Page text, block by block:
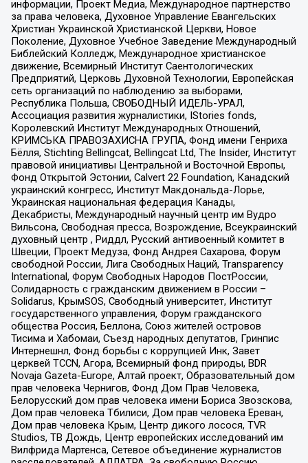
информации, Проект Медиа, Международное партнерство
за права человека, Духовное Управление Евангельских
Христиан Украинской Христианской Церкви, Новое
Поколение, Духовное Учебное Заведение Международный
Библейский Колледж, Международное христианское
движение, Всемирный Институт Саентологических
Предприятий, Церковь Духовной Технологии, Европейская
сеть организаций по наблюдению за выборами,
Республика Польша, СВОБОДНЫЙ ИДЕЛЬ-УРАЛ,
Ассоциация развития журналистики, IStories fonds,
Королевский Институт Международных Отношений,
КРИМСЬКА ПРАВОЗАХИСНА ГРУПА, Фонд имени Генриха
Бёлля, Stichting Bellingcat, Bellingcat Ltd, The Insider, Институт
правовой инициативы Центральной и Восточной Европы,
Фонд Открытой Эстонии, Calvert 22 Foundation, Канадский
украинский конгресс, Институт Макдональда-Лорье,
Украинская национальная федерация Канады,
Декабристы, Международный научный центр им Вудро
Вильсона, Свободная пресса, Возрождение, Всеукраинский
духовный центр , Риддл, Русский антивоенный комитет в
Швеции, Проект Медуза, Фонд Андрея Сахарова, Форум
свободной России, Лига Свободных Наций, Transparеncy
International, Форум Свободных Народов ПостРоссии,
Солидарность с гражданским движением в России –
Solidarus, КрымSOS, Свободный университет, Институт
государственного управления, Форум гражданского
общества Россия, Беллона, Союз жителей островов
Тисима и Хабомаи, Съезд народных депутатов, Гринпис
Интернешнл, Фонд борьбы с коррупцией Инк, Завет
церквей TCCN, Агора, Всемирный фонд природы, BDR
Novaja Gazeta-Europe, Алтай проект, Образовательный дом
прав человека Чернигов, Фонд Дом Прав Человека,
Белорусский дом прав человека имени Бориса Звозскова,
Дом прав человека Тбилиси, Дом прав человека Ереван,
Дом прав человека Крым, Центр дикого лосося, TVR
Studios, ТВ Дождь, Центр европейских исследований им
Вилфрида Мартенса, Сетевое объединение журналистов